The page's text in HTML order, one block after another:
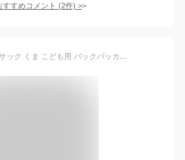
すすめコメント (2件) >
ぬいぐるみ リュックサック くま こども用 バックパッカーズベア バックパック 可愛い おむつバッグ キッズ クマ テディベア かばん カバン お出かけ